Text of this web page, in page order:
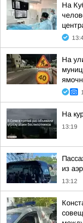
На
На
На
13:19
из
13:12